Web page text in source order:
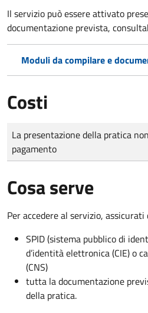
Il servizio può essere attivato
documentazione prevista,
Moduli da compilare e
Costi
Tipo di pagamento
Importo
La presentazione della pratica
pagamento
Cosa serve
Per accedere al servizio, assicurati
SPID (sistema pubblico di
d’identità elettronica (CIE) o
(CNS)
tutta la documentazione
della pratica.